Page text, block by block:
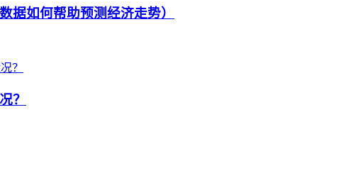
据如何帮助预测经济走势）
？